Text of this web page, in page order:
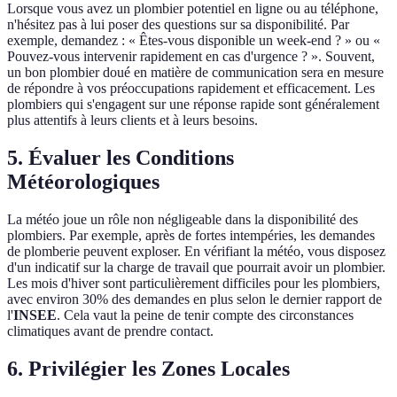
Lorsque vous avez un plombier potentiel en ligne ou au téléphone,
n'hésitez pas à lui poser des questions sur sa disponibilité. Par
exemple, demandez : « Êtes-vous disponible un week-end ? » ou «
Pouvez-vous intervenir rapidement en cas d'urgence ? ». Souvent,
un bon plombier doué en matière de communication sera en mesure
de répondre à vos préoccupations rapidement et efficacement. Les
plombiers qui s'engagent sur une réponse rapide sont généralement
plus attentifs à leurs clients et à leurs besoins.
5. Évaluer les Conditions
Météorologiques
La météo joue un rôle non négligeable dans la disponibilité des
plombiers. Par exemple, après de fortes intempéries, les demandes
de plomberie peuvent exploser. En vérifiant la météo, vous disposez
d'un indicatif sur la charge de travail que pourrait avoir un plombier.
Les mois d'hiver sont particulièrement difficiles pour les plombiers,
avec environ 30% des demandes en plus selon le dernier rapport de
l'INSEE. Cela vaut la peine de tenir compte des circonstances
climatiques avant de prendre contact.
6. Privilégier les Zones Locales